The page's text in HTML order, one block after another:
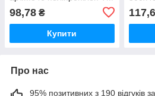
98,78 ₴
Купити
Про нас
95% позитивних з 190 відгуків